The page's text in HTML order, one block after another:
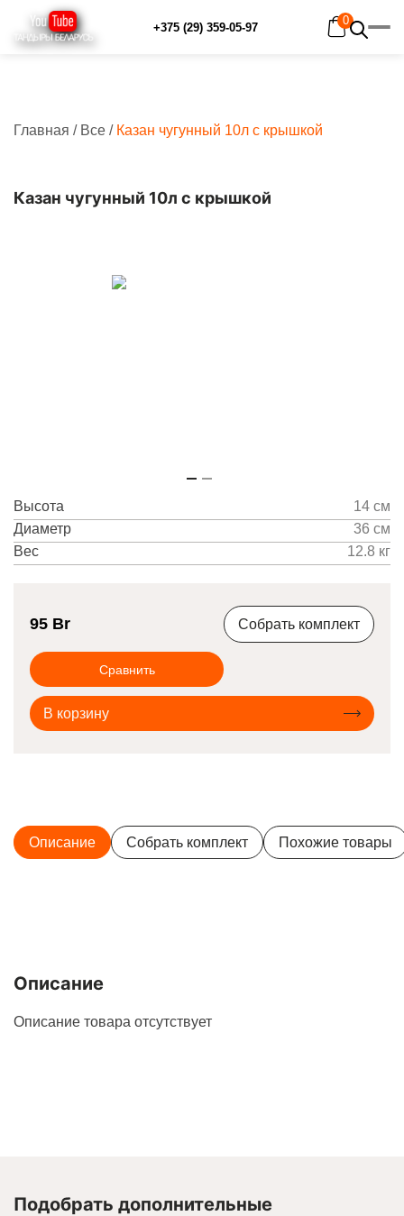
+375 (29) 359-05-97 0
Главная
Отзывы
Главная / Все /Казан чугунный 10л с крышкой
Казан чугунный 10л с крышкой
Высота
14 см
Диаметр
36 см
Вес
12.8 кг
95 Br Собрать комплект
Сравнить
В корзину
Описание Собрать комплект Похожие товары
Описание
Описание товара отсутствует
Подобрать дополнительные